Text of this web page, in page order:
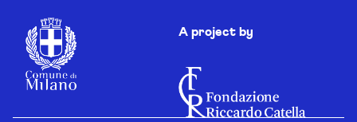
A project by